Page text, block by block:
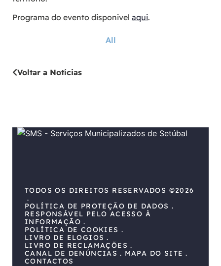
Programa do evento disponivel aqui.
All
Voltar a Notícias
TODOS OS DIREITOS RESERVADOS ©2026
POLÍTICA DE PROTEÇÃO DE DADOS
RESPONSÁVEL PELO ACESSO À
INFORMAÇÃO
POLÍTICA DE COOKIES
LIVRO DE ELOGIOS
LIVRO DE RECLAMAÇÕES
CANAL DE DENÚNCIAS
MAPA DO SITE
CONTACTOS